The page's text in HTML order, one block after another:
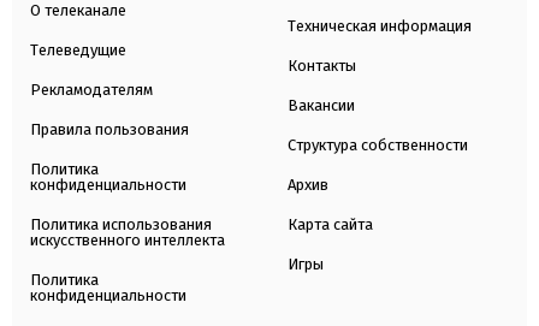
О телеканале
Телеведущие
Рекламодателям
Правила пользования
Политика
конфиденциальности
Политика использования
искусственного интеллекта
Политика
конфиденциальности
Техническая информация
Контакты
Вакансии
Структура собственности
Архив
Карта сайта
Игры